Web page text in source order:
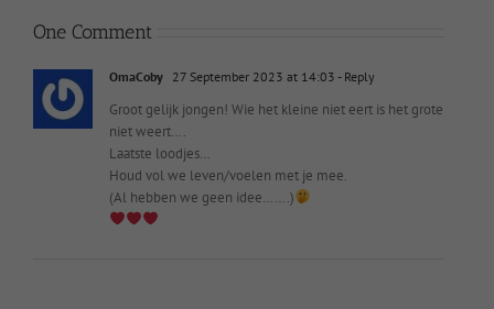
One Comment
OmaCoby 27 September 2023 at 14:03 - Reply
Groot gelijk jongen! Wie het kleine niet eert is het grote
niet weert….
Laatste loodjes…
Houd vol we leven/voelen met je mee.
(Al hebben we geen idee…….)